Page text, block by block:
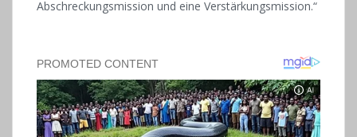
Abschreckungsmission und eine Verstärkungsmission.“